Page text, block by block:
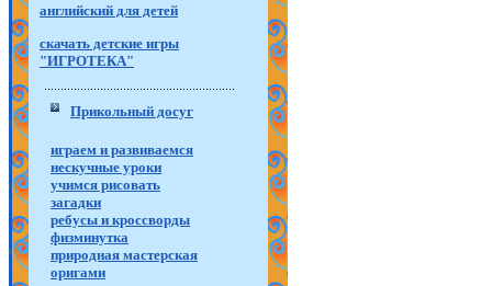
английский для детей
скачать детские игры
"ИГРОТЕКА"
Прикольный досуг
играем и развиваемся
нескучные уроки
учимся рисовать
загадки
ребусы и кроссворды
физминутка
природная мастерская
оригами